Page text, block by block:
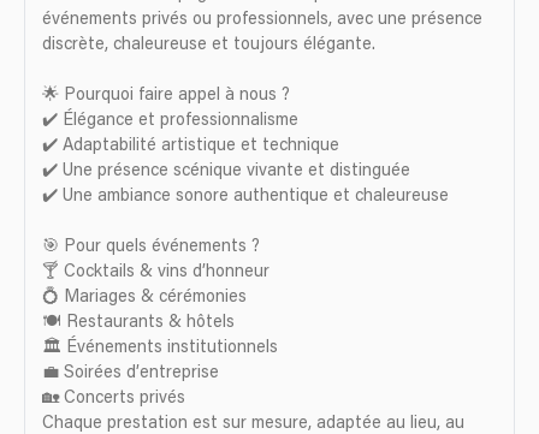
événements privés ou professionnels, avec une présence
discrète, chaleureuse et toujours élégante.
🌟 Pourquoi faire appel à nous ?
✔️ Élégance et professionnalisme
✔️ Adaptabilité artistique et technique
✔️ Une présence scénique vivante et distinguée
✔️ Une ambiance sonore authentique et chaleureuse
🎯 Pour quels événements ?
🍸 Cocktails & vins d’honneur
💍 Mariages & cérémonies
🍽️ Restaurants & hôtels
🏛️ Événements institutionnels
💼 Soirées d’entreprise
🏡 Concerts privés
Chaque prestation est sur mesure, adaptée au lieu, au